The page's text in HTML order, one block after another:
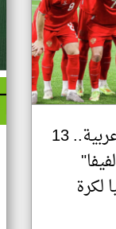
بينهم ممثلو 7 دول عربية.. 13
لكرة